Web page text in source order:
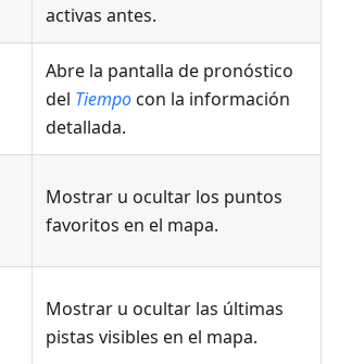
activas antes.
Abre la pantalla de pronóstico
del Tiempocon la información
detallada.
Mostrar u ocultar los puntos
favoritos en el mapa.
Mostrar u ocultar las últimas
pistas visibles en el mapa.